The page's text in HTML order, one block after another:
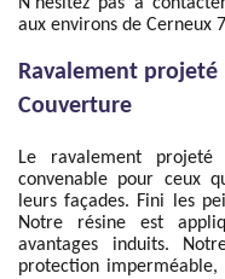
aux environs de Cerneux
Ravalement projeté
Couverture
Le ravalement
convenable pour ceux
leurs façades. Fini les
Notre résine est
avantages induits.
protection